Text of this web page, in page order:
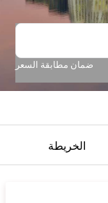
ضمان مطابقة السعر
الخريطة